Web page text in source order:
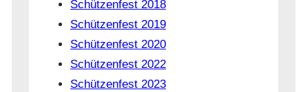
Schützenfest 2018
Schützenfest 2019
Schützenfest 2020
Schützenfest 2022
Schützenfest 2023